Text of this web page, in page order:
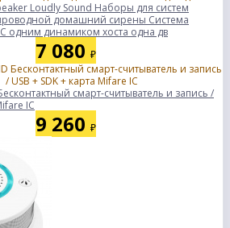
Loudly Sound Наборы для систем
домашний сирены Система
одним динамиком хоста одна дв
7 080 ₽
смарт-считыватель и запись /
IC
9 260 ₽